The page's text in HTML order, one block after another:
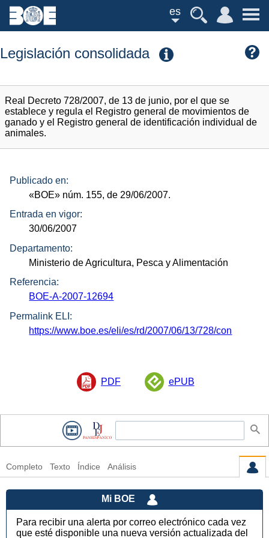
es
Legislación consolidada
Real Decreto 728/2007, de 13 de junio, por el que se
establece y regula el Registro general de movimientos de
ganado y el Registro general de identificación individual de
animales.
Publicado en:
«BOE» núm. 155, de 29/06/2007.
Entrada en vigor:
30/06/2007
Departamento:
Ministerio de Agricultura, Pesca y Alimentación
Referencia:
BOE-A-2007-12694
Permalink ELI:
https://www.boe.es/eli/es/rd/2007/06/13/728/con
PDF ePUB
Completo Texto Índice Análisis
Mi BOE
Para recibir una alerta por correo electrónico cada vez
que esté disponible una nueva versión actualizada del